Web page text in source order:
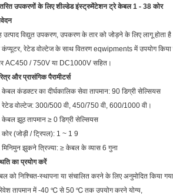
उपकरणों के लिए शील्डेड इंस्ट्रुमेंटेशन ट्रे केबल 1 - 38 कोर
उत्पाद विद्युत उपकरण, उपकरण के तार को जोड़ने के लिए लागू होता है
कंप्यूटर, रेटेड वोल्टेज के साथ वितरण eqwipments में उपयोग किया
AC450 / 750V या DC1000V सहित।
और प्रासंगिक पैरामीटर्स
केबल कंडक्टर का दीर्घकालिक सेवा तापमान: 90 डिग्री सेल्सियस
रेटेड वोल्टेज: 300/500 वी, 450/750 वी, 600/1000 वी।
केबल झूठ तापमान ≥ 0 डिग्री सेल्सियस
(जोड़ी / ट्रिपल): 1 ~ 1 9
मिनिमुन झुकने त्रिज्या: ≥ केबल के व्यास 6 गुना
का प्रयोग करें
को निश्चित-स्थापना या संचालित करने के लिए अनुमोदित किया
तापमान में -40 ℃ से 50 ℃ तक उपयोग करने योग्य,